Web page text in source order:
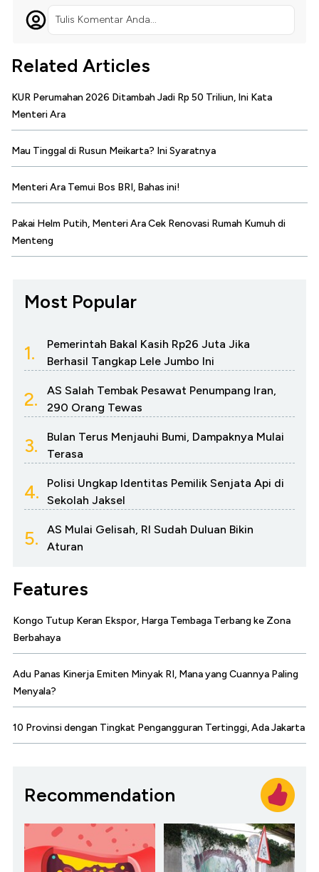
Tulis Komentar Anda...
Related Articles
KUR Perumahan 2026 Ditambah Jadi Rp 50 Triliun, Ini Kata
Menteri Ara
Mau Tinggal di Rusun Meikarta? Ini Syaratnya
Menteri Ara Temui Bos BRI, Bahas ini!
Pakai Helm Putih, Menteri Ara Cek Renovasi Rumah Kumuh di
Menteng
Most Popular
1.
Pemerintah Bakal Kasih Rp26 Juta Jika
Berhasil Tangkap Lele Jumbo Ini
2.
AS Salah Tembak Pesawat Penumpang Iran,
290 Orang Tewas
3.
Bulan Terus Menjauhi Bumi, Dampaknya Mulai
Terasa
4.
Polisi Ungkap Identitas Pemilik Senjata Api di
Sekolah Jaksel
5.
AS Mulai Gelisah, RI Sudah Duluan Bikin
Aturan
Features
Kongo Tutup Keran Ekspor, Harga Tembaga Terbang ke Zona
Berbahaya
Adu Panas Kinerja Emiten Minyak RI, Mana yang Cuannya Paling
Menyala?
10 Provinsi dengan Tingkat Pengangguran Tertinggi, Ada Jakarta
Recommendation